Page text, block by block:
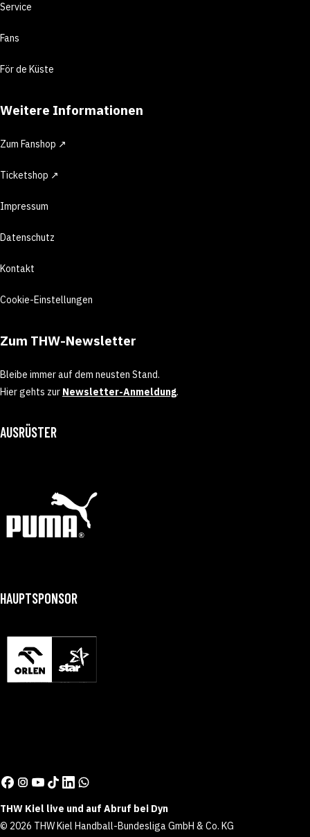
Service
Fans
För de Küste
Weitere Informationen
Zum Fanshop ↗
Ticketshop ↗
Impressum
Datenschutz
Kontakt
Cookie-Einstellungen
Zum THW-Newsletter
Bleibe immer auf dem neusten Stand.
Hier gehts zur Newsletter-Anmeldung.
AUSRÜSTER
HAUPTSPONSOR
THW Kiel live und auf Abruf bei Dyn
© 2026 THW Kiel Handball-Bundesliga GmbH & Co. KG